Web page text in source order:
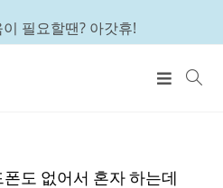
필요할땐? 아갓휴!
도 없어서 혼자 하는데